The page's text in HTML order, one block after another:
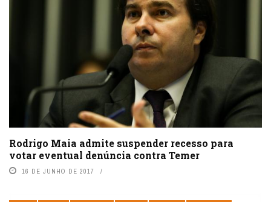
Rodrigo Maia admite suspender recesso para
votar eventual denúncia contra Temer
16 DE JUNHO DE 2017